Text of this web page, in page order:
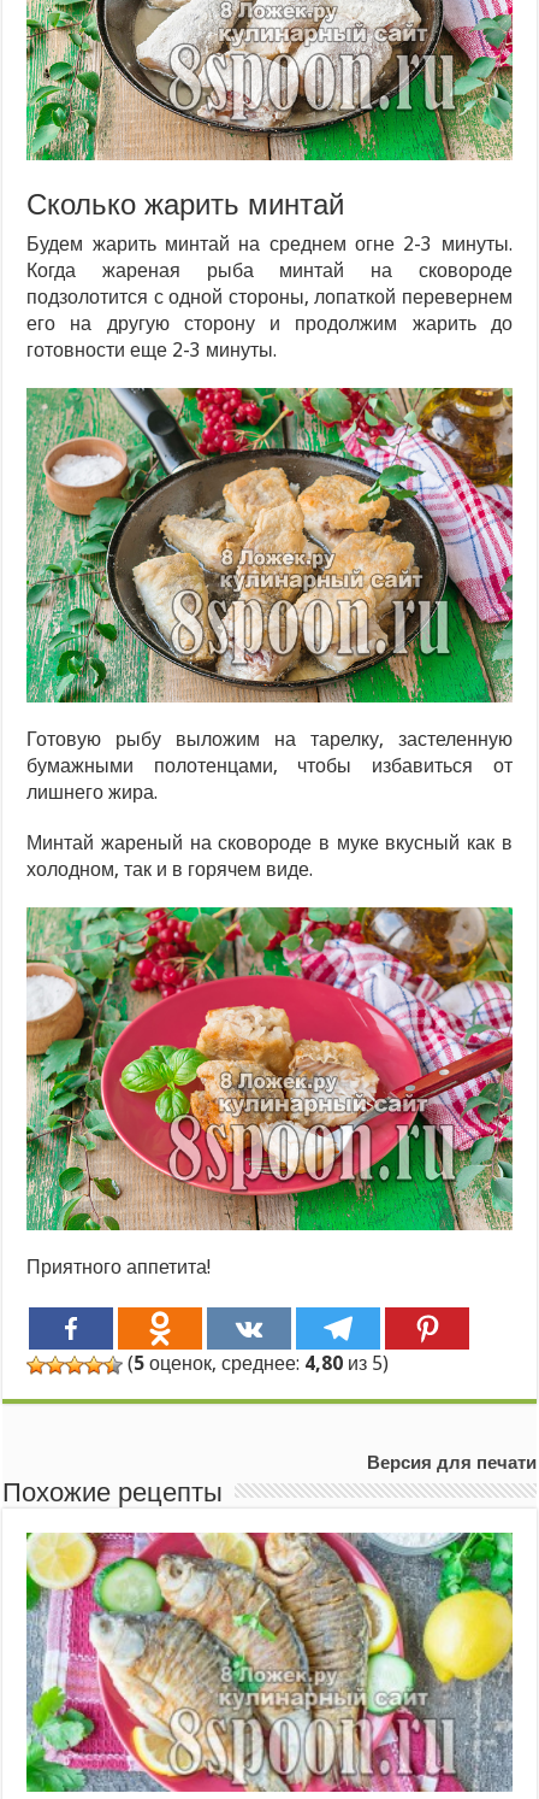
Сколько жарить минтай
Будем жарить минтай на среднем огне 2-3 минуты.
Когда жареная рыба минтай на сковороде
подзолотится с одной стороны, лопаткой перевернем
его на другую сторону и продолжим жарить до
готовности еще 2-3 минуты.
Готовую рыбу выложим на тарелку, застеленную
бумажными полотенцами, чтобы избавиться от
лишнего жира.
Минтай жареный на сковороде в муке вкусный как в
холодном, так и в горячем виде.
Приятного аппетита!
(5 оценок, среднее: 4,80 из 5)
Версия для печати
Похожие рецепты